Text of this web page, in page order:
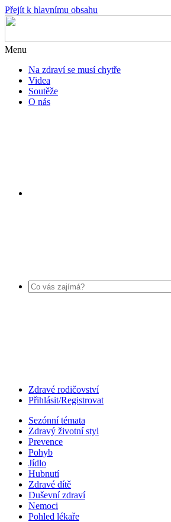
Přejít k hlavnímu obsahu
Menu
Na zdraví se musí chytře
Videa
Soutěže
O nás
Zdravé rodičovství
Přihlásit/Registrovat
Sezónní témata
Zdravý životní styl
Prevence
Pohyb
Jídlo
Hubnutí
Zdravé dítě
Duševní zdraví
Nemoci
Pohled lékaře